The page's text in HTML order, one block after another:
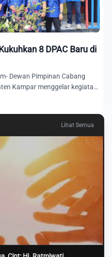
8 DPAC Baru di
Dewan Pimpinan Cabang
Kampar menggelar kegiatan
Lihat Semua